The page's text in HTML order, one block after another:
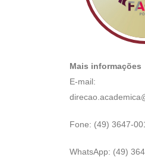
Mais informações
E-mail:
Fone: (49) 3647-
WhatsApp: (49)